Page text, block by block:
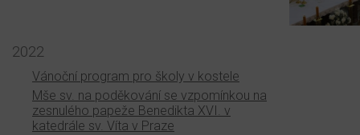
2022
Vánoční program pro školy v kostele
Mše sv. na poděkování se vzpomínkou na
zesnulého papeže Benedikta XVI. v
katedrále sv. Víta v Praze